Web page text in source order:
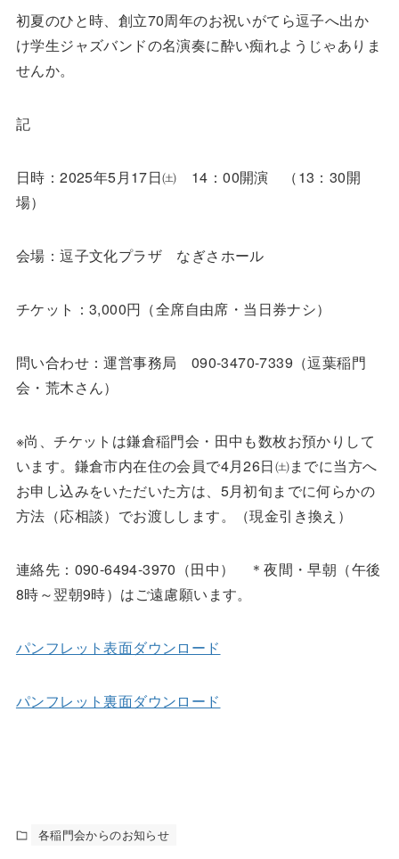
初夏のひと時、創立70周年のお祝いがてら逗子へ出か
け学生ジャズバンドの名演奏に酔い痴れようじゃありま
せんか。
記
日時：2025年5月17日㈯ 14：00開演 （13：30開
場）
会場：逗子文化プラザ なぎさホール
チケット：3,000円（全席自由席・当日券ナシ）
問い合わせ：運営事務局 090-3470-7339（逗葉稲門
会・荒木さん）
※尚、チケットは鎌倉稲門会・田中も数枚お預かりして
います。鎌倉市内在住の会員で4月26日㈯までに当方へ
お申し込みをいただいた方は、5月初旬までに何らかの
方法（応相談）でお渡しします。（現金引き換え）
連絡先：090-6494-3970（田中） ＊夜間・早朝（午後
8時～翌朝9時）はご遠慮願います。
パンフレット表面ダウンロード
パンフレット裏面ダウンロード
各稲門会からのお知らせ